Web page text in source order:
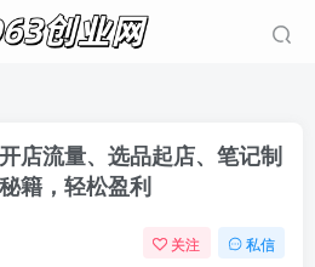
店流量、选品起店、笔记制
籍，轻松盈利
关注 私信